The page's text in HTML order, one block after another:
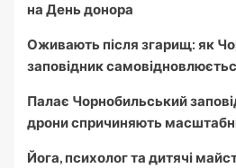
на День донора
Оживають після згарищ: як
заповідник
Палає Чорнобильський
дрони спричиняють
Йога, психолог та дитячі